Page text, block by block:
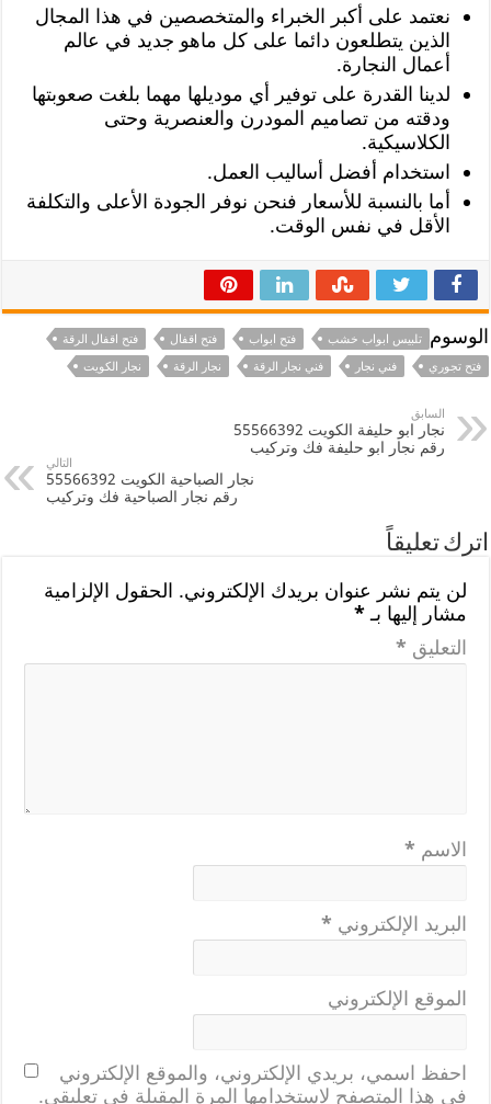
نعتمد على أكبر الخبراء والمتخصصين في هذا المجال
الذين يتطلعون دائما على كل ماهو جديد في عالم
أعمال النجارة.
لدينا القدرة على توفير أي موديلها مهما بلغت صعوبتها
ودقته من تصاميم المودرن والعنصرية وحتى
الكلاسيكية.
استخدام أفضل أساليب العمل.
أما بالنسبة للأسعار فنحن نوفر الجودة الأعلى والتكلفة
الأقل في نفس الوقت.
الوسوم تلبيس ابواب خشب فتح ابواب فتح اقفال
فتح اقفال الرقة
فتح تجوري
فني نجار فني نجار الرقة نجار الرقة نجار الكويت
السابق
نجار ابو حليفة الكويت 55566392
رقم نجار ابو حليفة فك وتركيب
التالي
نجار الصباحية الكويت 55566392
رقم نجار الصباحية فك وتركيب
اترك تعليقاً
لن يتم نشر عنوان بريدك الإلكتروني. الحقول الإلزامية
مشار إليها بـ*
التعليق *
الاسم *
البريد الإلكتروني *
الموقع الإلكتروني
احفظ اسمي، بريدي الإلكتروني، والموقع الإلكتروني
في هذا المتصفح لاستخدامها المرة المقبلة في تعليقي.